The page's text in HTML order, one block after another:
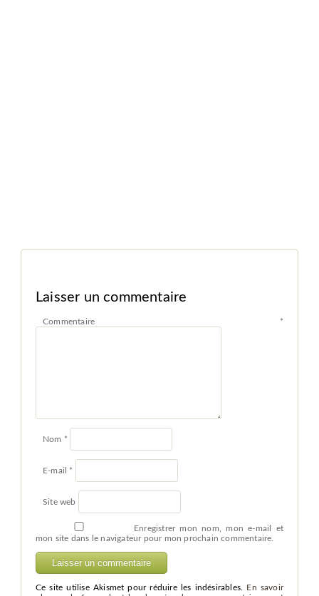
Laisser un commentaire
Commentaire *
Nom *
E-mail *
Site web
Enregistrer mon nom, mon e-mail et
mon site dans le navigateur pour mon prochain commentaire.
Ce site utilise Akismet pour réduire les indésirables. En savoir